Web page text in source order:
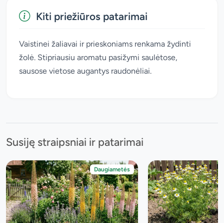
Kiti priežiūros patarimai
Vaistinei žaliavai ir prieskoniams renkama žydinti
žolė. Stipriausiu aromatu pasižymi saulėtose,
sausose vietose augantys raudonėliai.
Susiję straipsniai ir patarimai
Daugiametės